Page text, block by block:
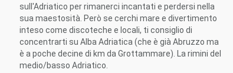
sull'Adriatico per rimanerci incantati e perdersi nella
sua maestosità. Però se cerchi mare e divertimento
inteso come discoteche e locali, ti consiglio di
concentrarti su Alba Adriatica (che è già Abruzzo ma
è a poche decine di km da Grottammare). La rimini del
medio/basso Adriatico.